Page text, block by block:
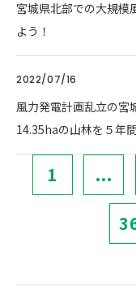
宮城県北部での大規模
よう！
2022/07/16
風力発電計画乱立の
14.35haの山林を５年
1 ...